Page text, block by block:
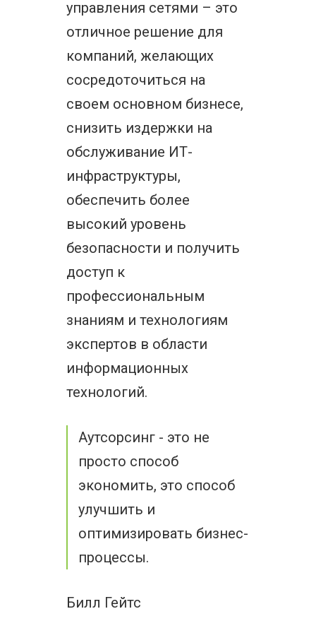
управления сетями – это
отличное решение для
компаний, желающих
сосредоточиться на
своем основном бизнесе,
снизить издержки на
обслуживание ИТ-
инфраструктуры,
обеспечить более
высокий уровень
безопасности и получить
доступ к
профессиональным
знаниям и технологиям
экспертов в области
информационных
технологий.
Аутсорсинг - это не
просто способ
экономить, это способ
улучшить и
оптимизировать бизнес-
процессы.
Билл Гейтс